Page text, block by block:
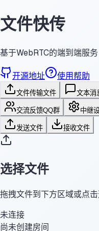
文件快传
基于WebRTC的端到端服
开源地址 使用帮助
文件传输文件 文本消
交流反馈QQ群 中继
发送文件 接收文件
选择文件
拖拽文件到下方区域或点
未连接
尚未创建房间